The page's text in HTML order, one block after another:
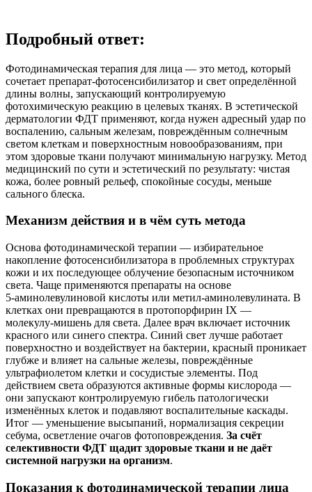
Подробный ответ:
Фотодинамическая терапия для лица — это метод, который
сочетает препарат‑фотосенсибилизатор и свет определённой
длины волны, запускающий контролируемую
фотохимическую реакцию в целевых тканях. В эстетической
дерматологии ФДТ применяют, когда нужен адресный удар по
воспалению, сальным железам, повреждённым солнечным
светом клеткам и поверхностным новообразованиям, при
этом здоровые ткани получают минимальную нагрузку. Метод
медицинский по сути и эстетический по результату: чистая
кожа, более ровный рельеф, спокойные сосуды, меньше
сального блеска.
Механизм действия и в чём суть метода
Основа фотодинамической терапии — избирательное
накопление фотосенсибилизатора в проблемных структурах
кожи и их последующее облучение безопасным источником
света. Чаще применяются препараты на основе
5‑аминолевулиновой кислоты или метил‑аминолевулината. В
клетках они превращаются в протопорфирин IX —
молекулу‑мишень для света. Далее врач включает источник
красного или синего спектра. Синий свет лучше работает
поверхностно и воздействует на бактерии, красный проникает
глубже и влияет на сальные железы, повреждённые
ультрафиолетом клетки и сосудистые элементы. Под
действием света образуются активные формы кислорода —
они запускают контролируемую гибель патологически
изменённых клеток и подавляют воспалительные каскады.
Итог — уменьшение высыпаний, нормализация секреции
себума, осветление очагов фотоповреждения. За счёт
селективности ФДТ щадит здоровые ткани и не даёт
системной нагрузки на организм.
Показания к фотодинамической терапии лица